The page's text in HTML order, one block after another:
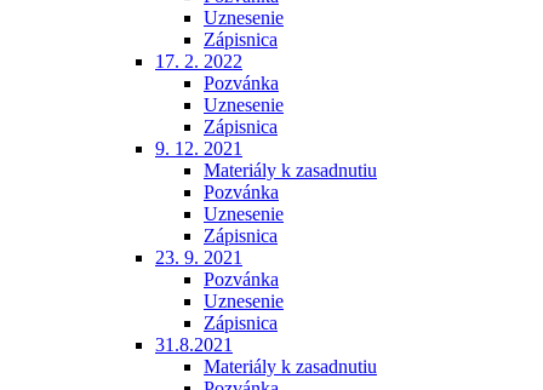
Uznesenie
Zápisnica
17. 2. 2022
Pozvánka
Uznesenie
Zápisnica
9. 12. 2021
Materiály k zasadnutiu
Pozvánka
Uznesenie
Zápisnica
23. 9. 2021
Pozvánka
Uznesenie
Zápisnica
31.8.2021
Materiály k zasadnutiu